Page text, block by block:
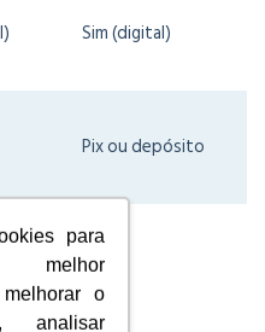
para
melhor
o
analisar
Sim (digital)
Pix ou depósito